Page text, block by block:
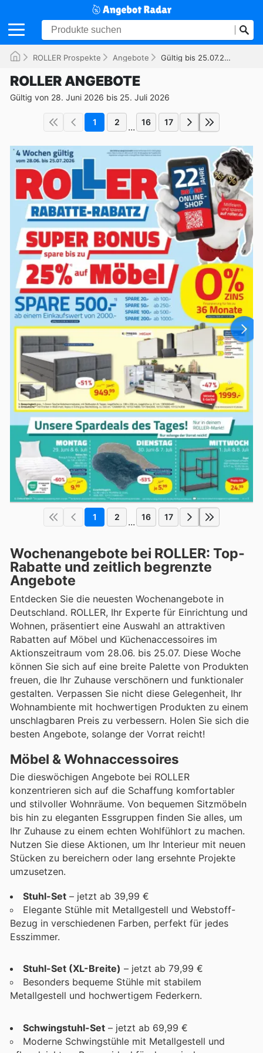
ROLLER Prospekte Angebote Gültig bis 25.07.2026
ROLLER ANGEBOTE
Gültig von 28. Juni 2026 bis 25. Juli 2026
1 2 ... 16 17
1 2 ... 16 17
Wochenangebote bei ROLLER: Top-
Rabatte und zeitlich begrenzte
Angebote
Entdecken Sie die neuesten Wochenangebote in
Deutschland. ROLLER, Ihr Experte für Einrichtung und
Wohnen, präsentiert eine Auswahl an attraktiven
Rabatten auf Möbel und Küchenaccessoires im
Aktionszeitraum vom 28.06. bis 25.07. Diese Woche
können Sie sich auf eine breite Palette von Produkten
freuen, die Ihr Zuhause verschönern und funktionaler
gestalten. Verpassen Sie nicht diese Gelegenheit, Ihr
Wohnambiente mit hochwertigen Produkten zu einem
unschlagbaren Preis zu verbessern. Holen Sie sich die
besten Angebote, solange der Vorrat reicht!
Möbel & Wohnaccessoires
Die dieswöchigen Angebote bei ROLLER
konzentrieren sich auf die Schaffung komfortabler
und stilvoller Wohnräume. Von bequemen Sitzmöbeln
bis hin zu eleganten Essgruppen finden Sie alles, um
Ihr Zuhause zu einem echten Wohlfühlort zu machen.
Nutzen Sie diese Aktionen, um Ihr Interieur mit neuen
Stücken zu bereichern oder lang ersehnte Projekte
umzusetzen.
Stuhl-Set – jetzt ab 39,99 €
Elegante Stühle mit Metallgestell und Webstoff-
Bezug in verschiedenen Farben, perfekt für jedes
Esszimmer.
Stuhl-Set (XL-Breite) – jetzt ab 79,99 €
Besonders bequeme Stühle mit stabilem
Metallgestell und hochwertigem Federkern.
Schwingstuhl-Set – jetzt ab 69,99 €
Moderne Schwingstühle mit Metallgestell und